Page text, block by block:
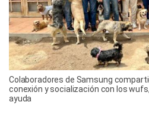
Colaboradores de Samsung
conexión y socialización con los
ayuda